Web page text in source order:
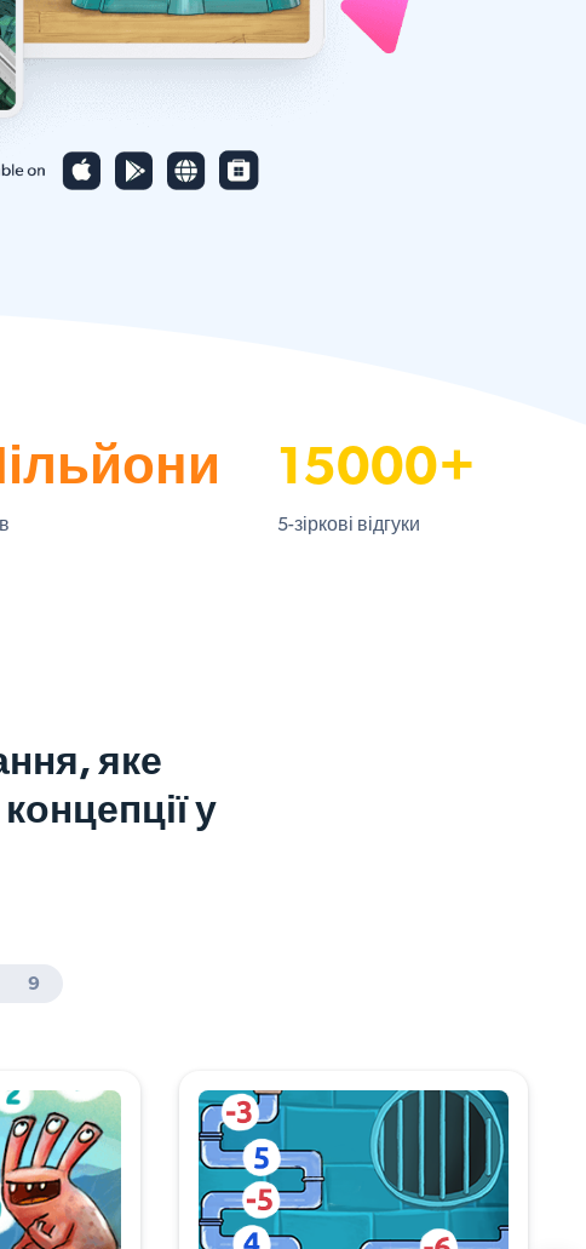
15000+
5-зіркові відгуки
яке
у
9